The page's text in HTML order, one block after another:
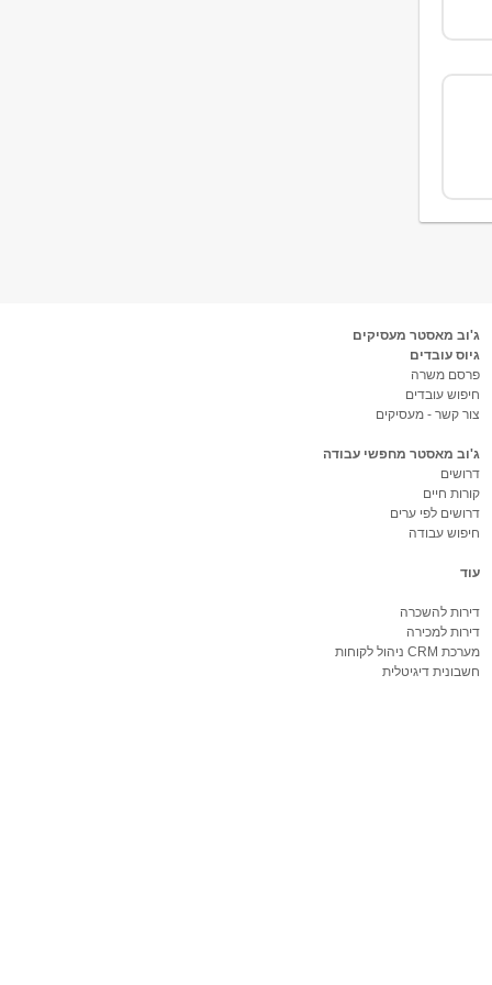
ג'וב מאסטר מעסיקים
גיוס עובדים
פרסם משרה
חיפוש עובדים
צור קשר - מעסיקים
ג'וב מאסטר מחפשי עבודה
דרושים
קורות חיים
דרושים לפי ערים
חיפוש עבודה
עוד
דירות להשכרה
דירות למכירה
מערכת CRM ניהול לקוחות
חשבונית דיגיטלית